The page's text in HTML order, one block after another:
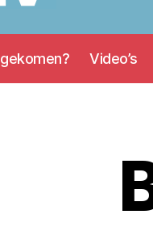
Video’s